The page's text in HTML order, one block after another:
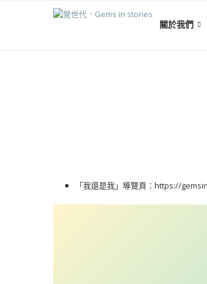
關於我們
「我還是我」導覽頁： https://